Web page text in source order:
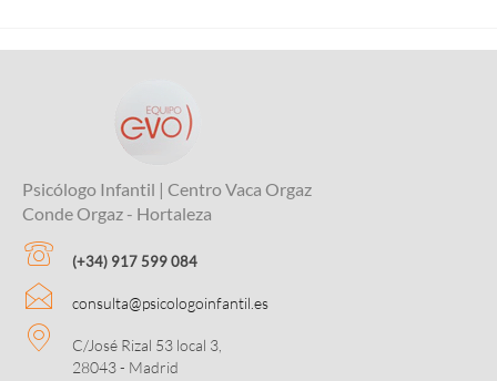
Psicólogo Infantil | Centro Vaca Orgaz
Conde Orgaz - Hortaleza
(+34) 917 599 084
consulta@psicologoinfantil.es
C/José Rizal 53 local 3,
28043 - Madrid